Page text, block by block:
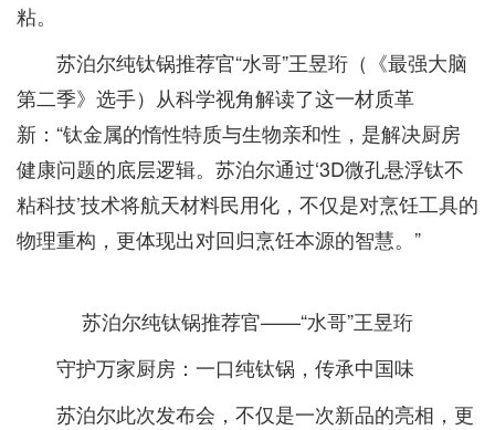
粘。
苏泊尔纯钛锅推荐官“水哥”王昱珩（《最强大脑
第二季》选手）从科学视角解读了这一材质革
新：“钛金属的惰性特质与生物亲和性，是解决厨房
健康问题的底层逻辑。苏泊尔通过‘3D微孔悬浮钛不
粘科技’技术将航天材料民用化，不仅是对烹饪工具的
物理重构，更体现出对回归烹饪本源的智慧。”
苏泊尔纯钛锅推荐官——“水哥”王昱珩
守护万家厨房：一口纯钛锅，传承中国味
苏泊尔此次发布会，不仅是一次新品的亮相，更